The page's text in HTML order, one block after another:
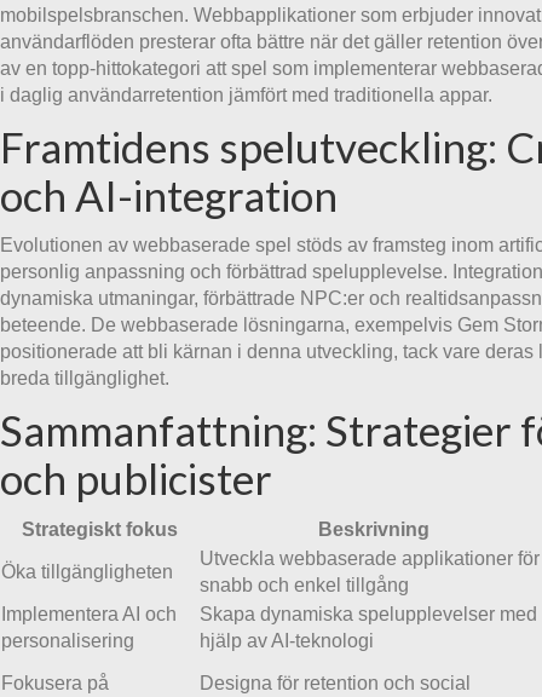
mobilspelsbranschen. Webbapplikationer som erbjuder
användarflöden presterar ofta bättre när det gäller retention
av en topp-hittokategori att spel som implementerar
i daglig användarretention jämfört med traditionella appar.
Framtidens spelutveckling:
och AI-integration
Evolutionen av webbaserade spel stöds av framsteg inom
personlig anpassning och förbättrad spelupplevelse.
dynamiska utmaningar, förbättrade NPC:er och
beteende. De webbaserade lösningarna, exempelvis Gem
positionerade att bli kärnan i denna utveckling, tack vare
breda tillgänglighet.
Sammanfattning: Strategier
och publicister
Strategiskt fokus Beskrivning
Öka tillgängligheten
Utveckla webbaserade applikationer för
snabb och enkel tillgång
Implementera AI och
personalisering
Skapa dynamiska spelupplevelser med
hjälp av AI-teknologi
Fokusera på
Designa för retention och social